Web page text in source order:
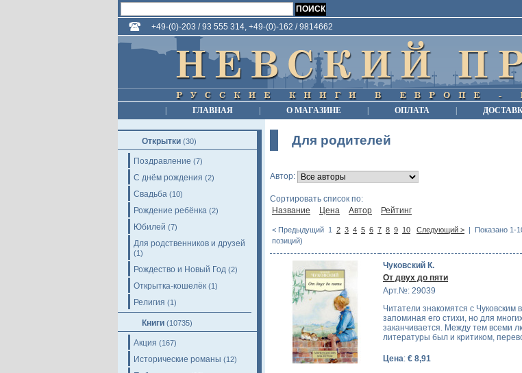
+49-(0)-203 / 93 555 314, +49-(0)-162 / 9814662
ГЛАВНАЯ О МАГАЗИНЕ ОПЛАТА
Открытки (30)
Поздравление (7)
С днём рождения (2)
Свадьба (10)
Рождение ребёнка (2)
Юбилей (7)
Для родственников и друзей
(1)
Рождество и Новый Год (2)
Открытка-кошелёк (1)
Религия (1)
Книги (10735)
Акция (167)
Исторические романы (12)
Для родителей
Автор:
Сортировать список по:
Название
Цена Автор Рейтинг
< Предыдущий 1 2 3 4 5 6 7 8 9 10 Следующий > | Показано 1-
позиций)
Чуковский К.
От двух до пяти
Арт.№: 29039
Читатели знакомятся с Чуковским
запоминая его стихи, но для
заканчивается. Между тем всеми
литературы был и критиком,
Цена: € 8,91